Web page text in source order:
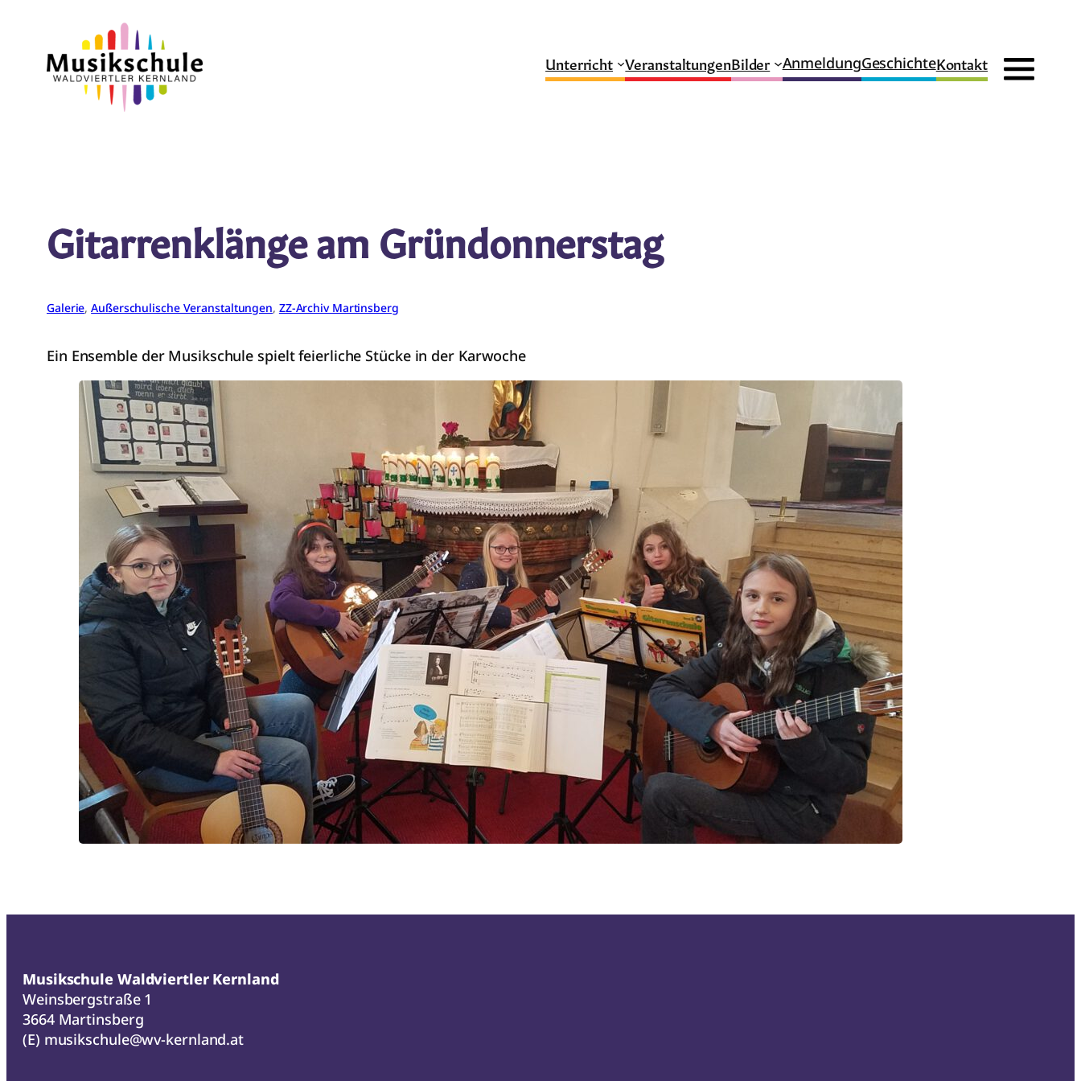
springen
Unterricht VeranstaltungenBilder AnmeldungGeschichteKontakt
Gitarrenklänge am Gründonnerstag
Galerie, Außerschulische Veranstaltungen, ZZ-Archiv Martinsberg
Ein Ensemble der Musikschule spielt feierliche Stücke in der Karwoche
Musikschule Waldviertler Kernland
Weinsbergstraße 1
3664 Martinsberg
(E) musikschule@wv-kernland.at